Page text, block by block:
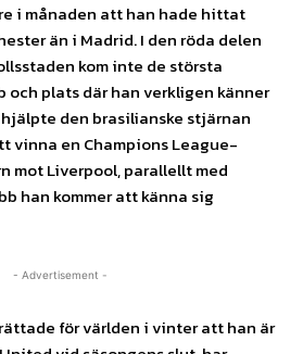
i månaden att han hade hittat
än i Madrid. I den röda delen
kom inte de största
plats där han verkligen känner
hjälpte den brasilianske stjärnan
vinna en Champions League-
mot Liverpool, parallellt med
han kommer att känna sig
- Advertisement -
för världen i vinter att han är